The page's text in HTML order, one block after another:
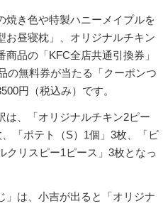
き色や特製ハニーメイプルを
お昼寝枕」、オリジナルチキン
品の「KFC全店共通引換券」
の無料券が当たる「クーポンつ
円（税込み）です。
は、「オリジナルチキン2ピー
「ポテト（S）1個」3枚、「ビ
クリスピー1ピース」3枚となっ
」は、小吉が出ると「オリジナ